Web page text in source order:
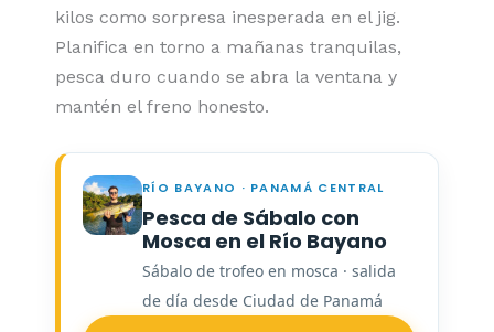
kilos como sorpresa inesperada en el jig.
Planifica en torno a mañanas tranquilas,
pesca duro cuando se abra la ventana y
mantén el freno honesto.
RÍO BAYANO · PANAMÁ CENTRAL
Pesca de Sábalo con
Mosca en el Río Bayano
Sábalo de trofeo en mosca · salida
de día desde Ciudad de Panamá